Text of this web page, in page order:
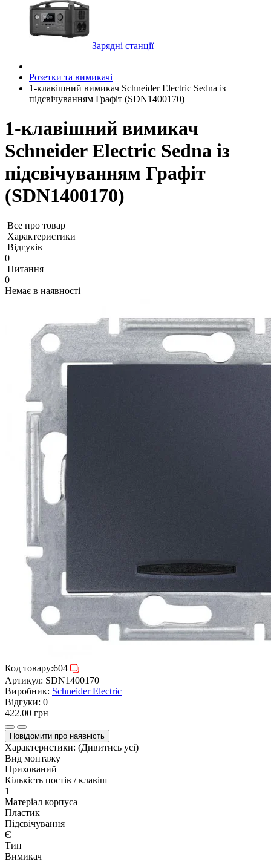
Зарядні станції
Розетки та вимикачі
1-клавішний вимикач Schneider Electric Sedna із
підсвічуванням Графіт (SDN1400170)
1-клавішний вимикач
Schneider Electric Sedna із
підсвічуванням Графіт
(SDN1400170)
Все про товар
Характеристики
Відгуків
0
Питання
0
Немає в наявності
Код товару:604
Артикул: SDN1400170
Виробник: Schneider Electric
Відгуки: 0
422.00 грн
Повідомити про наявність
Характеристики: (Дивитись усі)
Вид монтажу
Прихований
Кількість постів / клавіш
1
Матеріал корпуса
Пластик
Підсвічування
Є
Тип
Вимикач